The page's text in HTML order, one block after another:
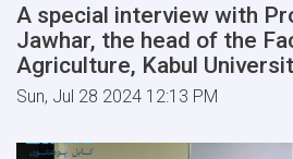
A special interview with
Jawhar, the head of the
Agriculture, Kabul
Sun, Jul 28 2024 12:13 PM